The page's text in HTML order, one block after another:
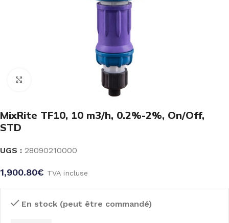
MixRite TF10, 10 m3/h, 0.2%-2%, On/Off,
STD
UGS : 28090210000
1,900.80€ TVA incluse
En stock (peut être commandé)